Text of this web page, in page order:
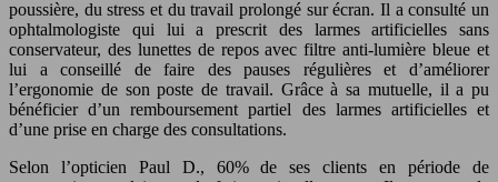
poussière, du stress et du travail prolongé sur écran. Il a consulté un
ophtalmologiste qui lui a prescrit des larmes artificielles sans
conservateur, des lunettes de repos avec filtre anti-lumière bleue et
lui a conseillé de faire des pauses régulières et d’améliorer
l’ergonomie de son poste de travail. Grâce à sa mutuelle, il a pu
bénéficier d’un remboursement partiel des larmes artificielles et
d’une prise en charge des consultations.
Selon l’opticien Paul D., 60% de ses clients en période de